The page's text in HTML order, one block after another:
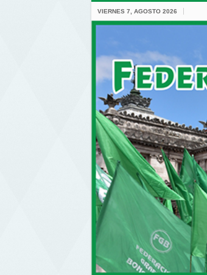
VIERNES 7, AGOSTO 2026